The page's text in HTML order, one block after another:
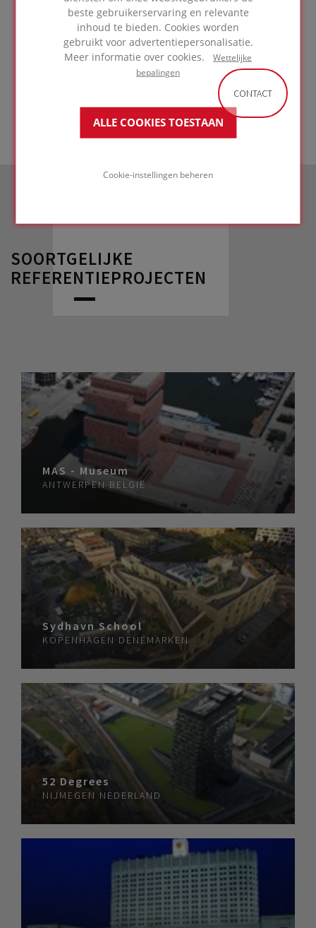
beste gebruikerservaring en relevante
inhoud te bieden. Cookies worden
gebruikt voor advertentiepersonalisatie.
Meer informatie over cookies. Wettelijke
bepalingen
ALLE COOKIES TOESTAAN
Cookie-instellingen beheren
afwerking
GA NAAR
SOORTGELIJKE
REFERENTIEPROJECTEN
MAS - Museum
ANTWERPEN BELGIË
Sydhavn School
KOPENHAGEN DENEMARKEN
52 Degrees
NIJMEGEN NEDERLAND
CONTACT